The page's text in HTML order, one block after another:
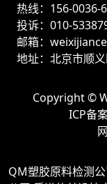
热线：156-0036-
投诉：010-
邮箱：
地址：北京市顺
Copyright ©
ICP备案
QM塑胶原料检测